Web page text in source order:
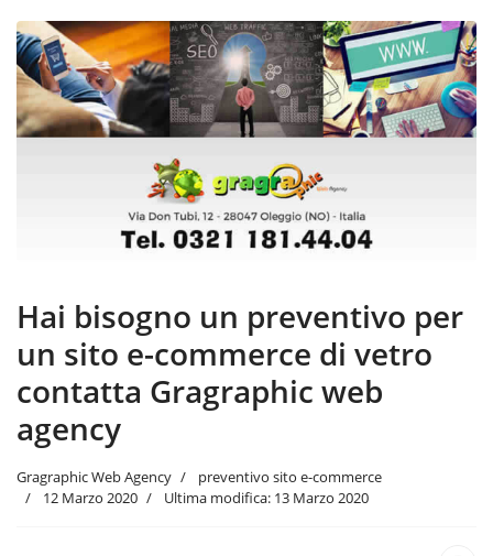
Hai bisogno un preventivo per
un sito e-commerce di vetro
contatta Gragraphic web
agency
Gragraphic Web Agency
preventivo sito e-commerce
12 Marzo 2020
Ultima modifica: 13 Marzo 2020